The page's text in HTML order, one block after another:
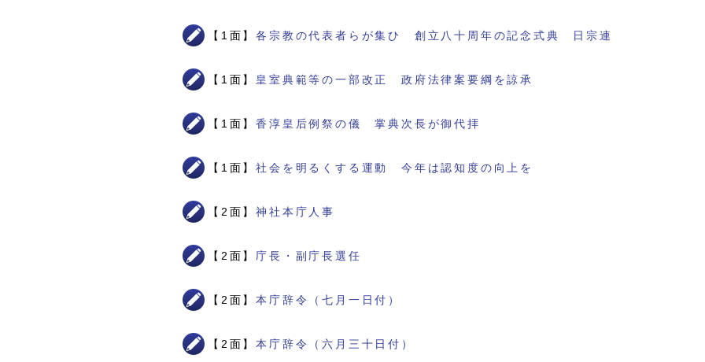
【1面】各宗教の代表者らが集ひ 創立八十周年の記念式典 日宗連
【1面】 皇室典範等の一部改正 政府法律案要綱を諒承
【1面】香淳皇后例祭の儀 掌典次長が御代拝
【1面】社会を明るくする運動 今年は認知度の向上を
【2面】神社本庁人事
【2面】 庁長・副庁長選任
【2面】本庁辞令（七月一日付）
【2面】本庁辞令（六月三十日付）